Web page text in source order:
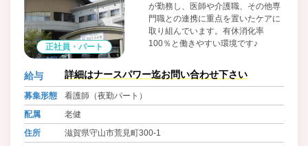
正社員・パート
が勤務し、医師や介護職、その他専
門職との連携に重点を置いたケアに
取り組んでいます。有休消化率
100％と働きやすい環境です♪
給与 詳細はナースパワー迄お問い合わせ下さい
募集形態
看護師（夜勤パート）
配属
老健
住所
滋賀県守山市荒見町300-1